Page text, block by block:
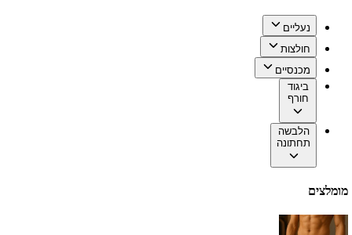
נעליים
חולצות
מכנסיים
ביגוד
חורף
הלבשה
תחתונה
מומלצים